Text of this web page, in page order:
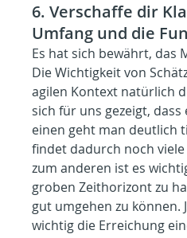
6. Verschaffe dir
Umfang und die
Es hat sich bewährt, das
Die Wichtigkeit von
agilen Kontext natürlich
sich für uns gezeigt, dass
einen geht man deutlich
findet dadurch noch
zum anderen ist es
groben Zeithorizont zu
gut umgehen zu können.
wichtig die Erreichung